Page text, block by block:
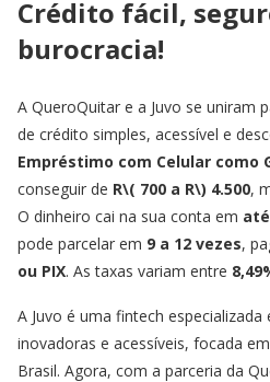
Crédito fácil,
burocracia!
A QueroQuitar e a Juvo se uniram
de crédito simples, acessível e
Empréstimo com Celular como
conseguir de R\( 700 a R\) 4.500,
O dinheiro cai na sua conta em
pode parcelar em 9 a 12 vezes,
ou PIX. As taxas variam entre
A Juvo é uma fintech
inovadoras e acessíveis, focada
Brasil. Agora, com a parceria da